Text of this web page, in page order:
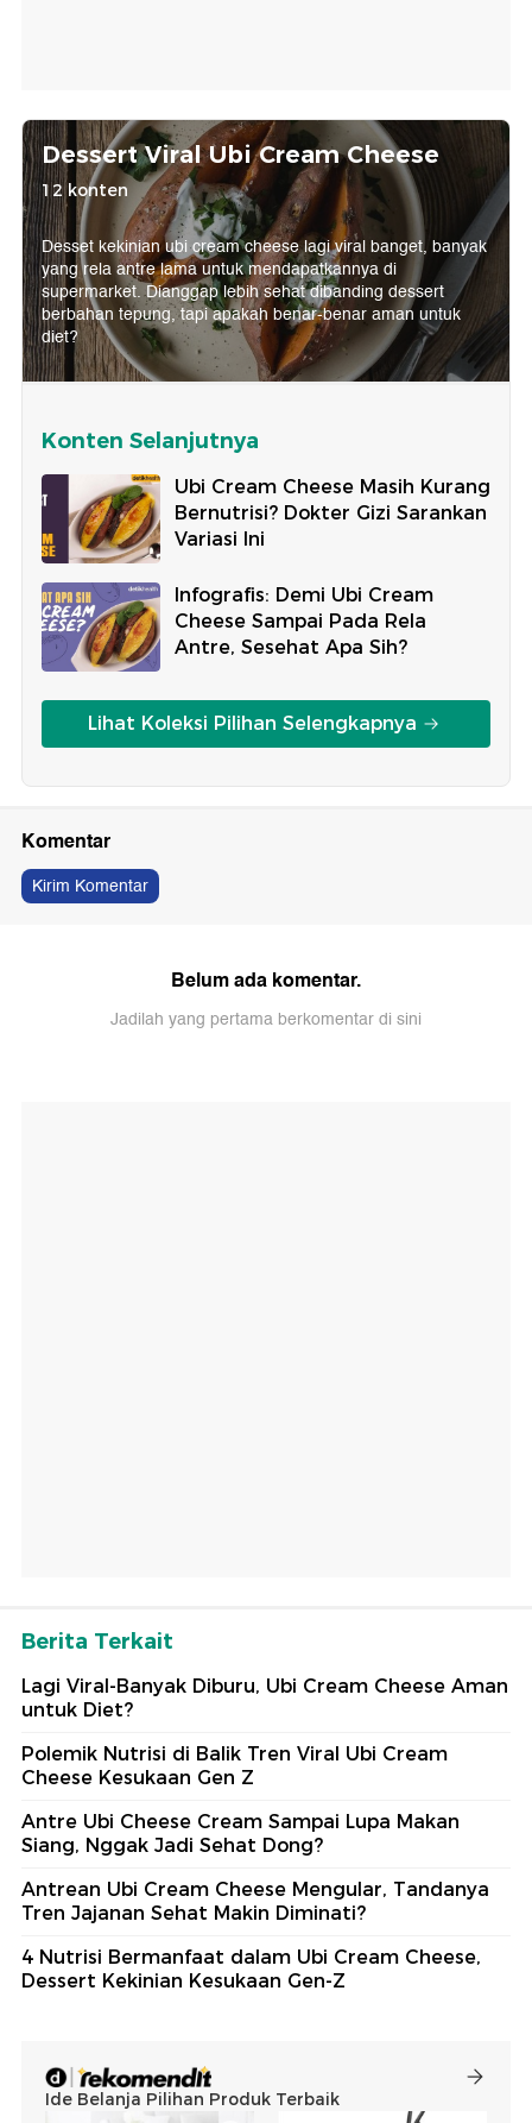
Dessert Viral Ubi Cream Cheese
12 konten
Desset kekinian ubi cream cheese lagi viral banget, banyak
yang rela antre lama untuk mendapatkannya di
supermarket. Dianggap lebih sehat dibanding dessert
berbahan tepung, tapi apakah benar-benar aman untuk
diet?
Konten Selanjutnya
Ubi Cream Cheese Masih Kurang
Bernutrisi? Dokter Gizi Sarankan
Variasi Ini
Infografis: Demi Ubi Cream
Cheese Sampai Pada Rela
Antre, Sesehat Apa Sih?
Lihat Koleksi Pilihan Selengkapnya
Komentar
Kirim Komentar
Belum ada komentar.
Jadilah yang pertama berkomentar di sini
Berita Terkait
Lagi Viral-Banyak Diburu, Ubi Cream Cheese Aman
untuk Diet?
Polemik Nutrisi di Balik Tren Viral Ubi Cream
Cheese Kesukaan Gen Z
Antre Ubi Cheese Cream Sampai Lupa Makan
Siang, Nggak Jadi Sehat Dong?
Antrean Ubi Cream Cheese Mengular, Tandanya
Tren Jajanan Sehat Makin Diminati?
4 Nutrisi Bermanfaat dalam Ubi Cream Cheese,
Dessert Kekinian Kesukaan Gen-Z